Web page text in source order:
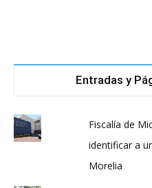
Entradas y
Fiscalía de
identificar a
Morelia